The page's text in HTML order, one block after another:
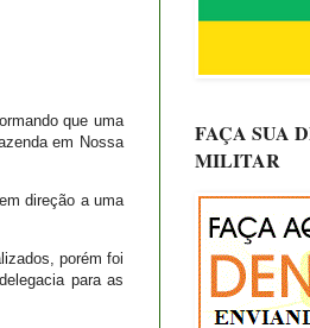
que uma
em Nossa
direção a uma
porém foi
para as
FAÇA SUA
MILITAR